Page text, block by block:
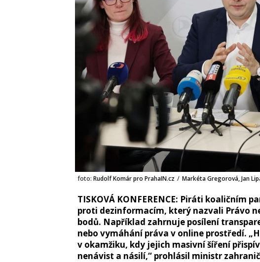
foto: Rudolf Komár pro PrahaIN.cz / Markéta Gregorová, Jan
TISKOVÁ KONFERENCE: Piráti koaličním
proti dezinformacím, který nazvali Právo
bodů. Například zahrnuje posílení
nebo vymáhání práva v online prostředí.
v okamžiku, kdy jejich masivní šíření
nenávist a násilí,“ prohlásil ministr